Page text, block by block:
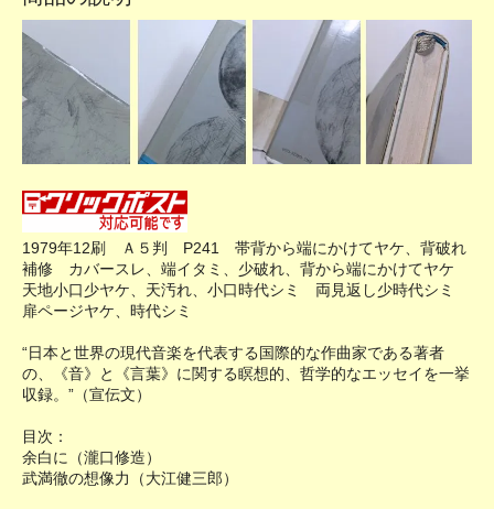
1979年12刷 Ａ５判 P241 帯背から端にかけてヤケ、背破れ
補修 カバースレ、端イタミ、少破れ、背から端にかけてヤケ
天地小口少ヤケ、天汚れ、小口時代シミ 両見返し少時代シミ
扉ページヤケ、時代シミ
“日本と世界の現代音楽を代表する国際的な作曲家である著者
の、《音》と《言葉》に関する瞑想的、哲学的なエッセイを一挙
収録。”（宣伝文）
目次：
余白に（瀧口修造）
武満徹の想像力（大江健三郎）